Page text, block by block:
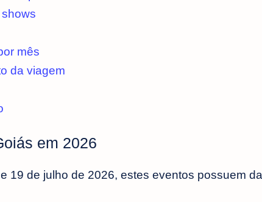
mês
da viagem
em 2026
19 de julho de 2026, estes eventos possuem